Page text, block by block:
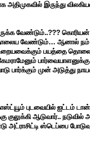
அதிமுகவில் இருந்து
இருக்க வேண்டும்..???
வேண்டும்… ஆனால் நம்
உறையவைக்கும் பயத்தை
பார்க்கும் முன் அடுத்து
புடவையில் ஐட்டம்
குலுக்கி ஆடுவார்..
ஸ்டெப்பை